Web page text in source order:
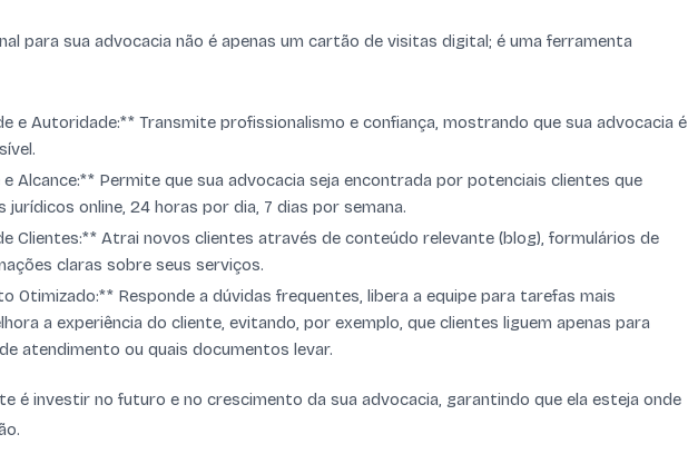
para sua advocacia não é apenas um cartão de visitas digital; é uma ferramenta
e Autoridade:** Transmite profissionalismo e confiança, mostrando que sua advocacia é
Alcance:** Permite que sua advocacia seja encontrada por potenciais clientes que
jurídicos online, 24 horas por dia, 7 dias por semana.
Clientes:** Atrai novos clientes através de conteúdo relevante (blog), formulários de
claras sobre seus serviços.
Otimizado:** Responde a dúvidas frequentes, libera a equipe para tarefas mais
a experiência do cliente, evitando, por exemplo, que clientes liguem apenas para
atendimento ou quais documentos levar.
é investir no futuro e no crescimento da sua advocacia, garantindo que ela esteja onde